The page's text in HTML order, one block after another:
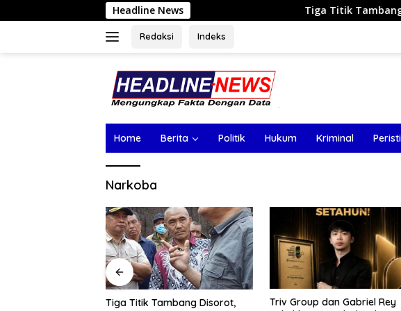
ke
Headline News Tiga Titik Tambang Disorot, Sekda
Redaksi Indeks
Home Berita Politik Hukum Kriminal
Narkoba
Triv Group dan Gabriel Rey
Nasim Khan Bersama Sufmi